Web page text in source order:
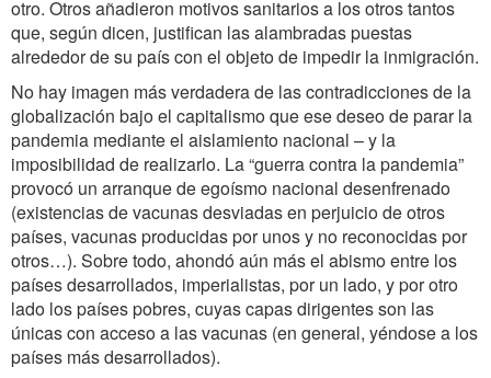
otro. Otros añadieron motivos sanitarios a los otros tantos
que, según dicen, justifican las alambradas puestas
alrededor de su país con el objeto de impedir la inmigración.
No hay imagen más verdadera de las contradicciones de la
globalización bajo el capitalismo que ese deseo de parar la
pandemia mediante el aislamiento nacional – y la
imposibilidad de realizarlo. La “guerra contra la pandemia”
provocó un arranque de egoísmo nacional desenfrenado
(existencias de vacunas desviadas en perjuicio de otros
países, vacunas producidas por unos y no reconocidas por
otros…). Sobre todo, ahondó aún más el abismo entre los
países desarrollados, imperialistas, por un lado, y por otro
lado los países pobres, cuyas capas dirigentes son las
únicas con acceso a las vacunas (en general, yéndose a los
países más desarrollados).